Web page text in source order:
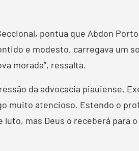
pontua que Abdon
e modesto, carregava um
morada”, ressalta.
da advocacia piauiense.
muito atencioso. Estendo o
mas Deus o receberá para